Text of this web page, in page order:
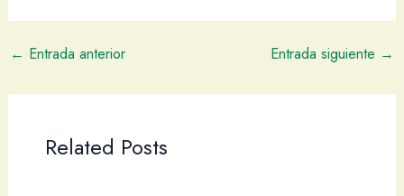
← Entrada anterior Entrada siguiente →
Related Posts